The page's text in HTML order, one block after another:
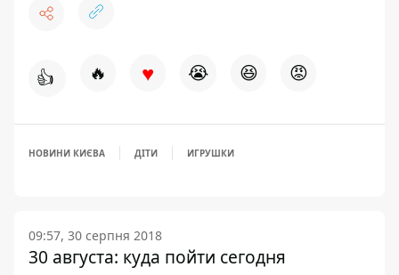
👍 🔥 ♥ 😭 😆 😡
НОВИНИ КИЄВА ДІТИ ИГРУШКИ
09:57, 30 серпня 2018
30 августа: куда пойти сегодня